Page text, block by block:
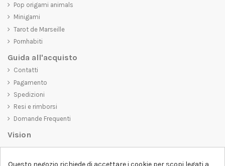
Pop origami animals
Minigami
Tarot de Marseille
Pornhabiti
Guida all'acquisto
Contatti
Pagamento
Spedizioni
Resi e rimborsi
Domande Frequenti
Vision
belli da vedere, ma che trasmettano anche un messaggio importante.
Questo negozio richiede di accettare i cookie per scopi legati a